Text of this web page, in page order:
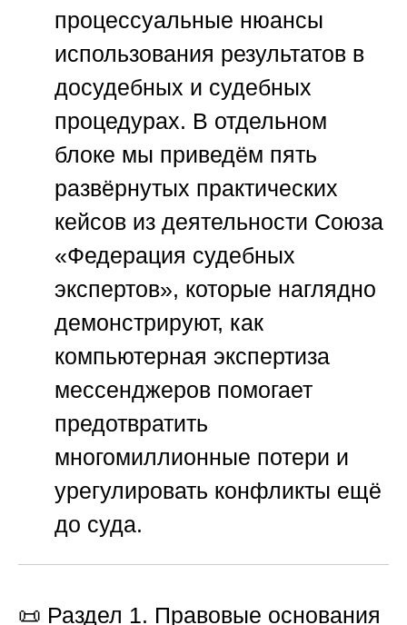
процессуальные нюансы
использования результатов в
досудебных и судебных
процедурах. В отдельном
блоке мы приведём пять
развёрнутых практических
кейсов из деятельности Союза
«Федерация судебных
экспертов», которые наглядно
демонстрируют, как
компьютерная экспертиза
мессенджеров помогает
предотвратить
многомиллионные потери и
урегулировать конфликты ещё
до суда.
📜 Раздел 1. Правовые основания